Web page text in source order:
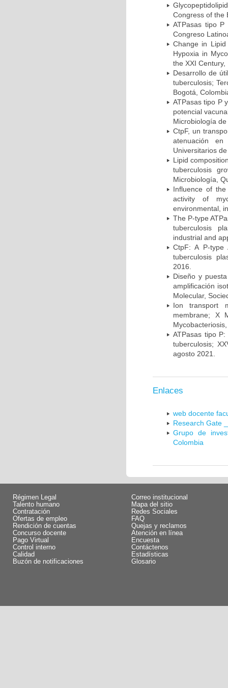
Congress of the
ATPasas tipo P
Congreso
Change in
Hypoxia in
the XXI
Desarrollo de
tuberculosis;
Bogotá,
ATPasas tipo P
potencial
Microbiología
CtpF, un
atenuación
Universitarios
Lipid
tuberculosis
Microbiología,
Influence of the
activity of
environmental,
The P-type
tuberculosis
industrial and
CtpF: A P-type
tuberculosis
2016.
Diseño y
amplificación
Molecular,
Ion transport
membrane; X
ATPasas tipo
tuberculosis;
agosto 2021.
Enlaces
web docente
Research Gate
Grupo de
Colombia
Régimen Legal
Talento humano
Contratación
Ofertas de empleo
Rendición de cuentas
Concurso docente
Pago Virtual
Control interno
Calidad
Buzón de notificaciones
Correo institucional
Mapa del sitio
Redes Sociales
FAQ
Quejas y reclamos
Atención en línea
Encuesta
Contáctenos
Estadísticas
Glosario